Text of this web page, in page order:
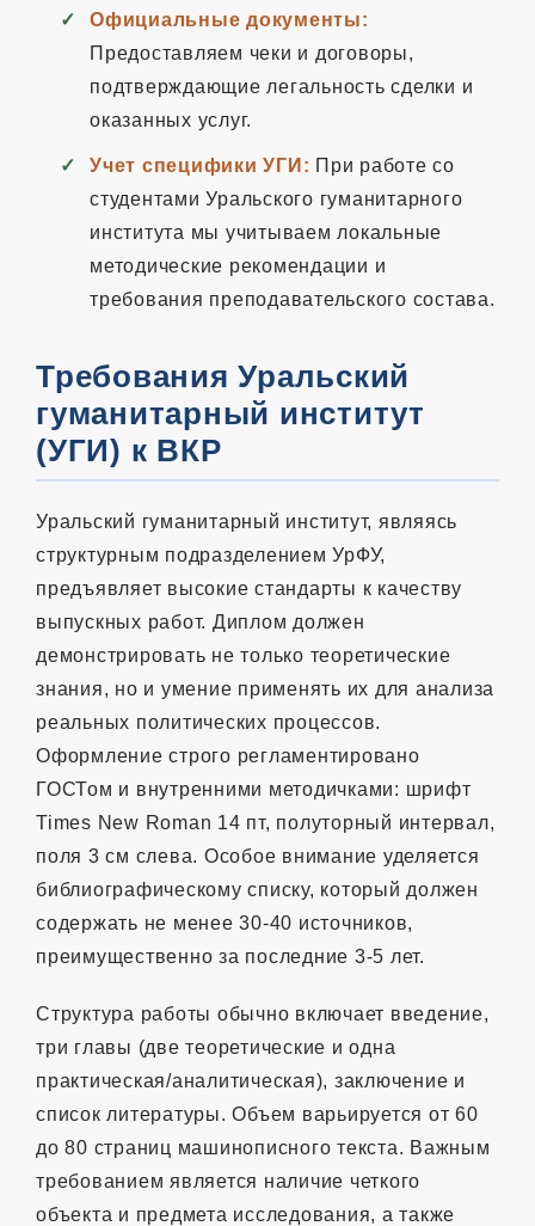
Официальные документы:
Предоставляем чеки и договоры,
подтверждающие легальность сделки и
оказанных услуг.
Учет специфики УГИ: При работе со
студентами Уральского гуманитарного
института мы учитываем локальные
методические рекомендации и
требования преподавательского состава.
Требования Уральский
гуманитарный институт
(УГИ) к ВКР
Уральский гуманитарный институт, являясь
структурным подразделением УрФУ,
предъявляет высокие стандарты к качеству
выпускных работ. Диплом должен
демонстрировать не только теоретические
знания, но и умение применять их для анализа
реальных политических процессов.
Оформление строго регламентировано
ГОСТом и внутренними методичками: шрифт
Times New Roman 14 пт, полуторный интервал,
поля 3 см слева. Особое внимание уделяется
библиографическому списку, который должен
содержать не менее 30-40 источников,
преимущественно за последние 3-5 лет.
Структура работы обычно включает введение,
три главы (две теоретические и одна
практическая/аналитическая), заключение и
список литературы. Объем варьируется от 60
до 80 страниц машинописного текста. Важным
требованием является наличие четкого
объекта и предмета исследования, а также